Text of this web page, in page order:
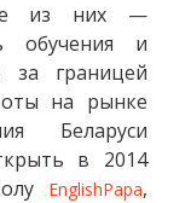
из них —
обучения и
за границей
на рынке
Беларуси
в 2014
EnglishPapa,